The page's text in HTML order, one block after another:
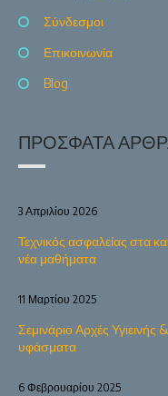
Σύνδεσμοι
Επικοινωνία
Blog
ΠΡΌΣΦΑΤΑ ΆΡΘΡΑ
Τεχνικός ασφαλείας στα
νέα μαθήματα
3 Απριλίου 2026
Σεμινάριο Αρχές
υφάσματα
11 Μαρτίου 2025
6 Φεβρουαρίου 2025